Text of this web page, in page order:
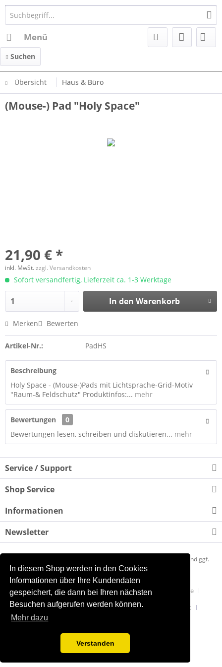
In diesem Shop werden in den Cookies
Informationen über Ihre Kundendaten
gespeichert, die dann bei Ihren nächsten
Besuchen aufgerufen werden können.
Mehr dazu
Verstanden
Menü
Suchen
Übersicht Haus & Büro
(Mouse-) Pad "Holy Space"
21,90 € *
inkl. MwSt.zzgl. Versandkosten
Sofort versandfertig, Lieferzeit ca. 1-3 Werktage
In den Warenkorb
Merken Bewerten
Artikel-Nr.: PadHS
Beschreibung
Holy Space - (Mouse-)Pads mit Lichtsprache-Grid-Motiv
"Raum-& Feldschutz" Produktinfos:... mehr
Bewertungen
0
Bewertungen lesen, schreiben und diskutieren... mehr
Service / Support
Shop Service
Informationen
Newsletter
und ggf.
Nachnahmegebühren, wenn nicht anders beschrieben
Mein Quantensprung Newsletter akzeptieren
Presse
Kontakt
Liefer- und Versandkosten
Widerrufsrecht
Realisiert mit Shopware